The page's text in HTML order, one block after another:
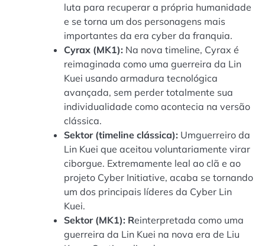
luta para recuperar a própria humanidade
e se torna um dos personagens mais
importantes da era cyber da franquia.
Cyrax (MK1): Na nova timeline, Cyrax é
reimaginada como uma guerreira da Lin
Kuei usando armadura tecnológica
avançada, sem perder totalmente sua
individualidade como acontecia na versão
clássica.
Sektor (timeline clássica): Umguerreiro da
Lin Kuei que aceitou voluntariamente virar
ciborgue. Extremamente leal ao clã e ao
projeto Cyber Initiative, acaba se tornando
um dos principais líderes da Cyber Lin
Kuei.
Sektor (MK1): Reinterpretada como uma
guerreira da Lin Kuei na nova era de Liu